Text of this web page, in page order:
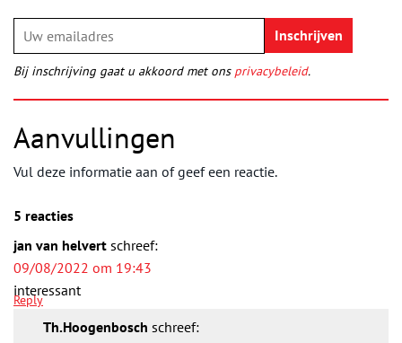
Bij inschrijving gaat u akkoord met ons privacybeleid.
Aanvullingen
Vul deze informatie aan of geef een reactie.
5 reacties
jan van helvert schreef:
09/08/2022 om 19:43
interessant
Reply
Th.Hoogenbosch schreef: